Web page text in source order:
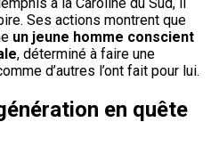
Ses actions montrent que
un jeune homme conscient
, déterminé à faire une
d’autres l’ont fait pour lui.
en quête